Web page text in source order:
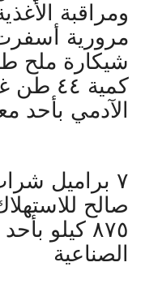
ومراقبة
شيكارة ملح
كمية
الآدمي بأحد
٧ براميل
صالح
٨٧٥ كيلو
الصناعية